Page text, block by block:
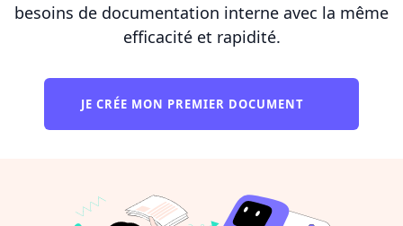
besoins de documentation interne avec la même
efficacité et rapidité.
JE CRÉE MON PREMIER DOCUMENT